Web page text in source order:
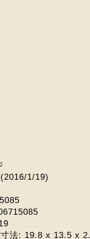
1/19)
法: 19.8 x 13.5 x